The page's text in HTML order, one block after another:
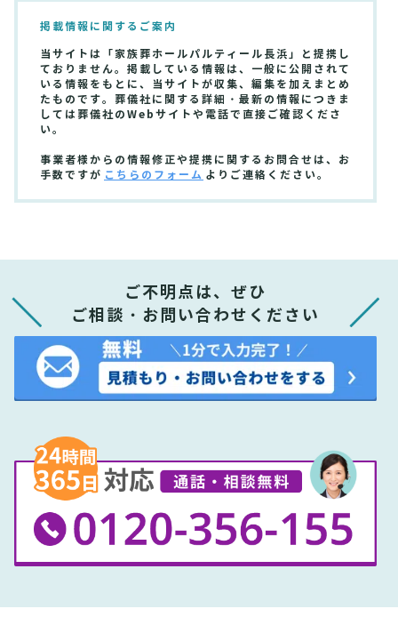
掲載情報に関するご案内
当サイトは「家族葬ホールパルティール長浜」と提携し
ておりません。掲載している情報は、一般に公開されて
いる情報をもとに、当サイトが収集、編集を加えまとめ
たものです。葬儀社に関する詳細・最新の情報につきま
しては葬儀社のWebサイトや電話で直接ご確認くださ
い。
事業者様からの情報修正や提携に関するお問合せは、お
手数ですが こちらのフォーム よりご連絡ください。
ご不明点は、ぜひ
ご相談・お問い合わせください